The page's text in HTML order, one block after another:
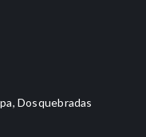
Dosquebradas